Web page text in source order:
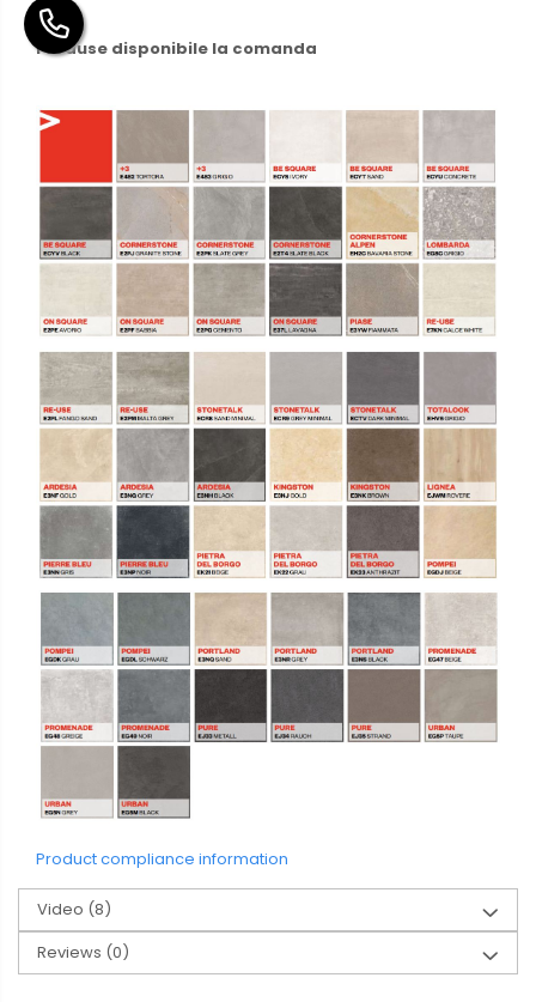
Produse disponibile la comanda
Product compliance information
Video (8)
Reviews (0)